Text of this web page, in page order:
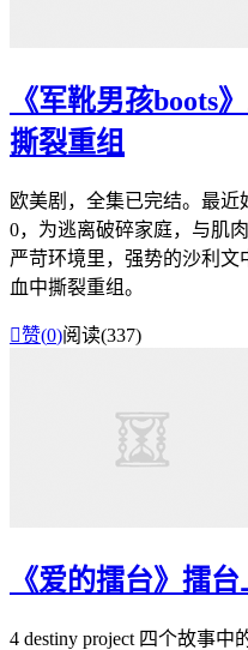
《军靴男孩boots
撕裂重组
欧美剧，全集已完结。最
0，为逃离破碎家庭，与肌
严苛环境里，强势的沙利
血中撕裂重组。
赞(0)阅读(337)
《爱的擂台》擂
4 destiny project 四个故事